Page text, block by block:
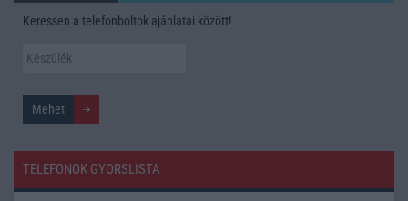
Keressen a telefonboltok ajánlatai között!
TELEFONOK GYORSLISTA